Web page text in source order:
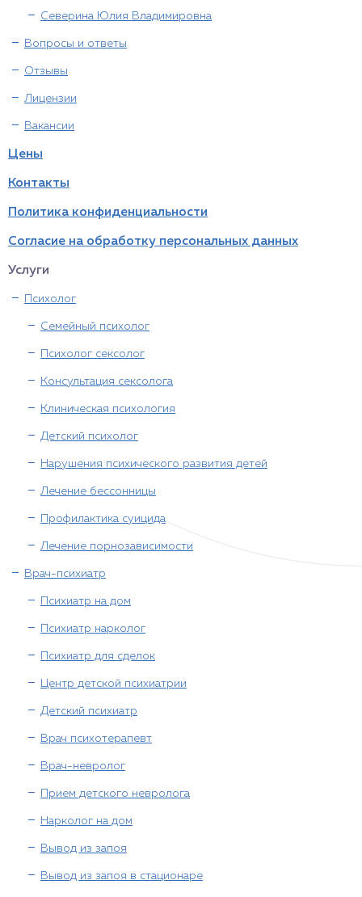
Северина Юлия Владимировна
Вопросы и ответы
Отзывы
Лицензии
Вакансии
Цены
Контакты
Политика конфиденциальности
Согласие на обработку персональных данных
Услуги
Психолог
Семейный психолог
Психолог сексолог
Консультация сексолога
Клиническая психология
Детский психолог
Нарушения психического развития детей
Лечение бессонницы
Профилактика суицида
Лечение порнозависимости
Врач-психиатр
Психиатр на дом
Психиатр нарколог
Психиатр для сделок
Центр детской психиатрии
Детский психиатр
Врач психотерапевт
Врач-невролог
Прием детского невролога
Нарколог на дом
Вывод из запоя
Вывод из запоя в стационаре